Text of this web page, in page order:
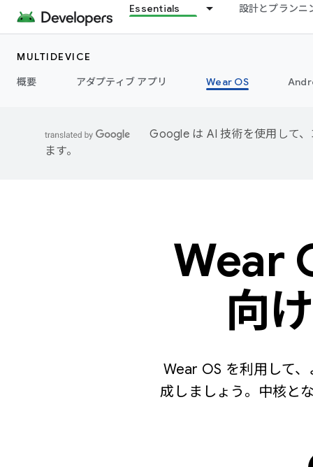
Essentials 設計とプランニ
MULTIDEVICE
概要
アダプティブ アプリ Wear OS
Google は AI 技術を使用して
ます。
Wear
向
Wear OS を利用して
成しましょう。中核と